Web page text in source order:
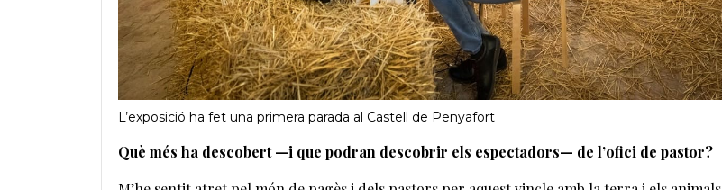
L’exposició ha fet una primera parada al Castell de Penyafort
Què més ha descobert —i que podran descobrir els espectadors— de l’ofici de pastor?